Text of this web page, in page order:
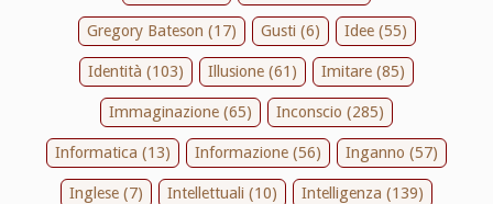
Gregory Bateson (17) Gusti (6) Idee (55)
Identità (103) Illusione (61) Imitare (85)
Immaginazione (65) Inconscio (285)
Informatica (13) Informazione (56) Inganno (57)
Inglese (7) Intellettuali (10) Intelligenza (139)